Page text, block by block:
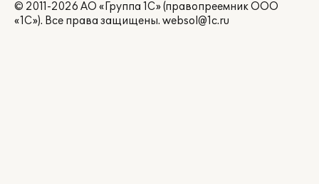
© 2011-2026 АО «Группа 1С» (правопреемник ООО
«1С»). Все права защищены. websol@1c.ru